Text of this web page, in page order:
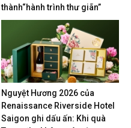
thành“hành trình thư giãn”
Nguyệt Hương 2026 của
Renaissance Riverside Hotel
Saigon ghi dấu ấn: Khi quà